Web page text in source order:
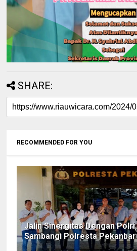
SHARE:
RECOMMENDED FOR YOU
Jalin Sinergitas Dengan
Sambangi Polresta